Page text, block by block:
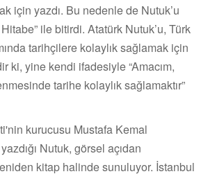
için yazdı. Bu nedenle de Nutuk’u
ile bitirdi. Atatürk Nutuk’u, Türk
tarihçilere kolaylık sağlamak için
ki, yine kendi ifadesiyle “Amacım,
tarihe kolaylık sağlamaktır”
kurucusu Mustafa Kemal
Nutuk, görsel açıdan
kitap halinde sunuluyor. İstanbul